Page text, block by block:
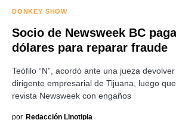
DONKEY SHOW
Socio de Newsweek BC
dólares para reparar fraude
Teófilo “N”, acordó ante una jueza
dirigente empresarial de Tijuana, luego
revista Newsweek con engaños
por Redacción Linotipia